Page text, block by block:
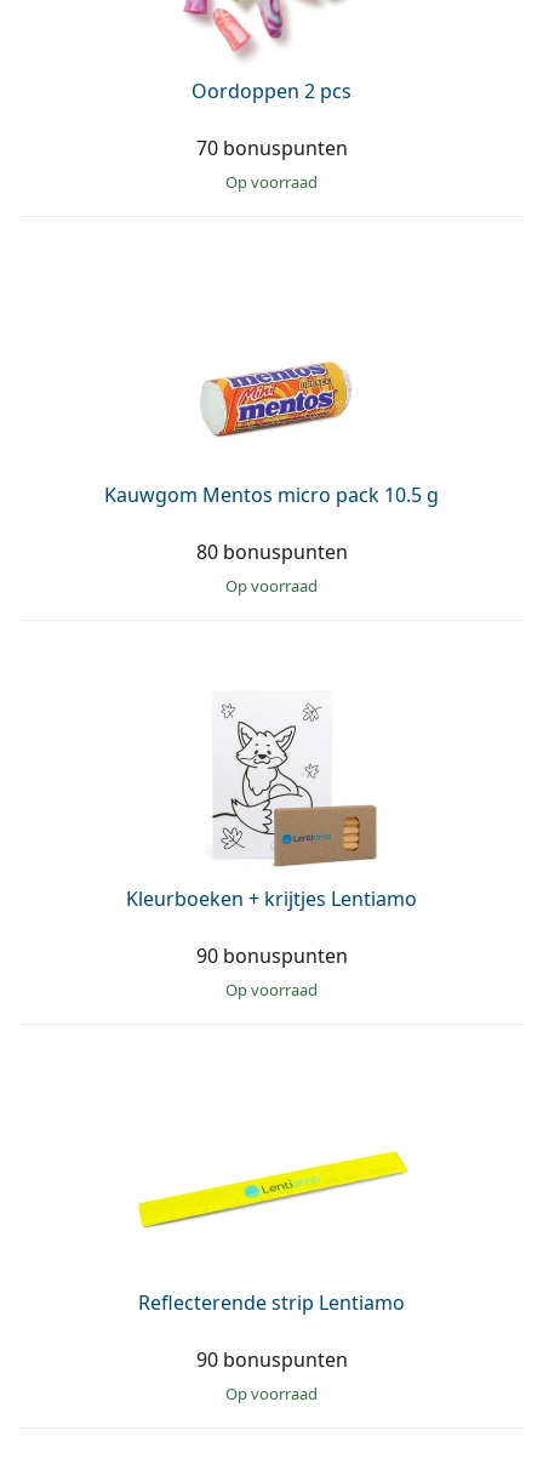
Oordoppen 2 pcs
70 bonuspunten
op voorraad
Kauwgom Mentos micro pack 10.5 g
80 bonuspunten
op voorraad
Kleurboeken + krijtjes Lentiamo
90 bonuspunten
op voorraad
Reflecterende strip Lentiamo
90 bonuspunten
op voorraad